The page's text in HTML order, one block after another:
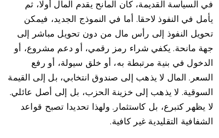
في السياسة القديمة، كان المانح يقدم المال أولا، ثم
يأمل في النفوذ لاحقا. أما في النموذج الجديد، فيمكن
تحويل النفوذ إلى رأس مال من دون تحويل مباشر إلى
جهة مانحة. يكفي شراء رمز رقمي، أو دعم مشروع، أو
الدخول في بنية مرتبطة به، أو خلق سيولة، أو رفع
السعر. المال لا يذهب إلى صندوق انتخابي، بل إلى القيمة
السوقية. لا يذهب إلى خزينة الحزب، بل إلى أصل عائلي.
لا يظهر كتبرع، بل كاستثمار. ولهذا تحديدا تصبح قواعد
الشفافية التقليدية غير كافية.